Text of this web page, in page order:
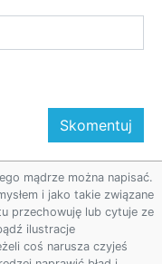
mądrze można napisać.
i jako takie związane
przechowuję lub cytuje ze
ilustracje
coś narusza czyjeś